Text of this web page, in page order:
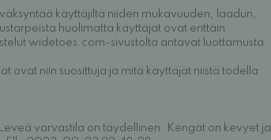
käyttäjiltä niiden mukavuuden, laadun,
huolimatta käyttäjät ovat erittäin
widetoes.com-sivustolta antavat luottamusta
ovat niin suosittuja ja mitä käyttäjät niistä todella
varvastila on täydellinen. Kengät on kevyet ja